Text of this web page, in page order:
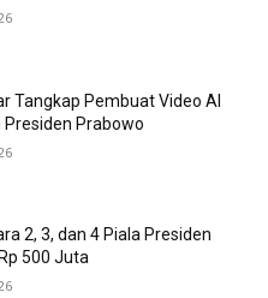
Tangkap Pembuat Video AI
Presiden Prabowo
2, 3, dan 4 Piala Presiden
500 Juta